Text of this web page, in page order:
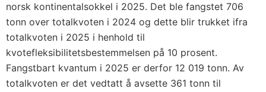
norsk kontinentalsokkel i 2025. Det ble fangstet 706
tonn over totalkvoten i 2024 og dette blir trukket ifra
totalkvoten i 2025 i henhold til
kvotefleksibilitetsbestemmelsen på 10 prosent.
Fangstbart kvantum i 2025 er derfor 12 019 tonn. Av
totalkvoten er det vedtatt å avsette 361 tonn til